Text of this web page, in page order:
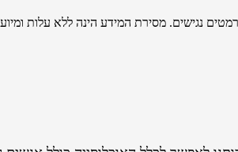
נגישים. מסירת המידע הינה ללא עלות